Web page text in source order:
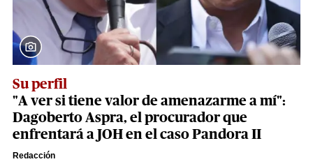
Su perfil
"A ver si tiene valor de amenazarme a mí":
Dagoberto Aspra, el procurador que
enfrentará a JOH en el caso Pandora II
Redacción